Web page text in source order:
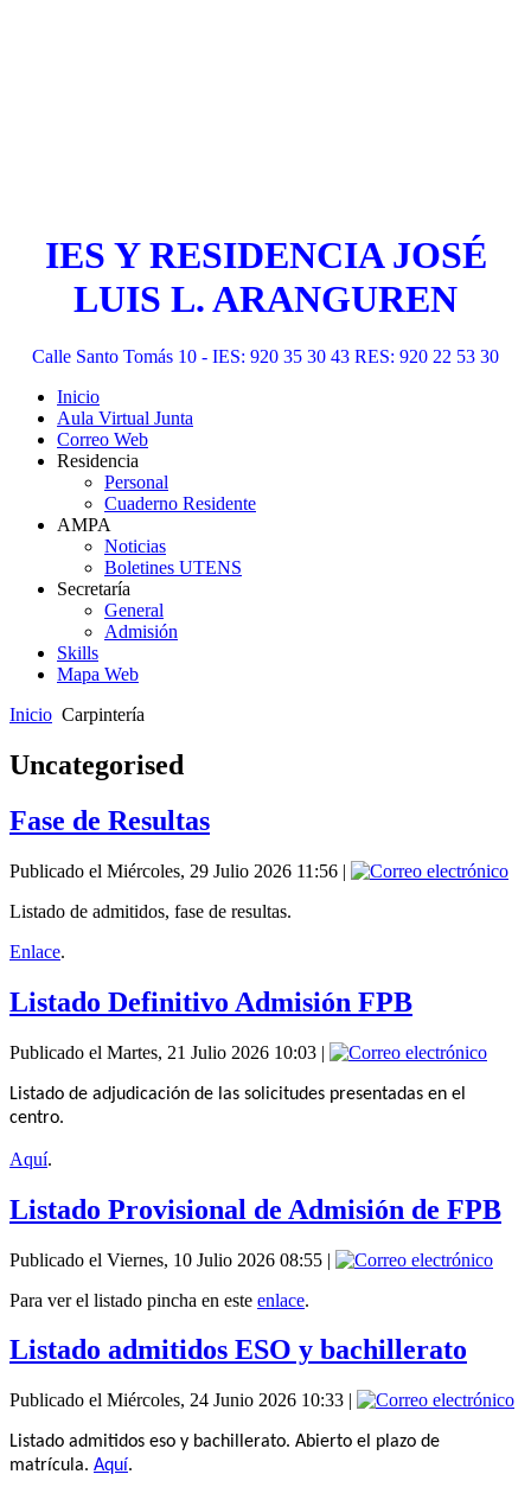
IES Y RESIDENCIA JOSÉ
LUIS L. ARANGUREN
Calle Santo Tomás 10 - IES: 920 35 30 43 RES: 920 22 53 30
Inicio
Aula Virtual Junta
Correo Web
Residencia
Personal
Cuaderno Residente
AMPA
Noticias
Boletines UTENS
Secretaría
General
Admisión
Skills
Mapa Web
Inicio Carpintería
Uncategorised
Fase de Resultas
Publicado el Miércoles, 29 Julio 2026 11:56 |
Listado de admitidos, fase de resultas.
Enlace.
Listado Definitivo Admisión FPB
Publicado el Martes, 21 Julio 2026 10:03 |
Listado de adjudicación de las solicitudes presentadas en el
centro.
Aquí.
Listado Provisional de Admisión de FPB
Publicado el Viernes, 10 Julio 2026 08:55 |
Para ver el listado pincha en este enlace.
Listado admitidos ESO y bachillerato
Publicado el Miércoles, 24 Junio 2026 10:33 |
Listado admitidos eso y bachillerato. Abierto el plazo de
matrícula. Aquí.